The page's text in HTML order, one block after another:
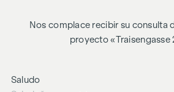
Nos complace recibir su consulta
proyecto «Traisengasse
Saludo